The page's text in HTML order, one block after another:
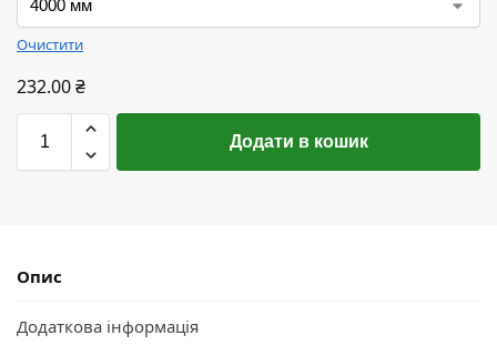
Очистити
232.00₴
Додати в кошик
Опис
Додаткова інформація